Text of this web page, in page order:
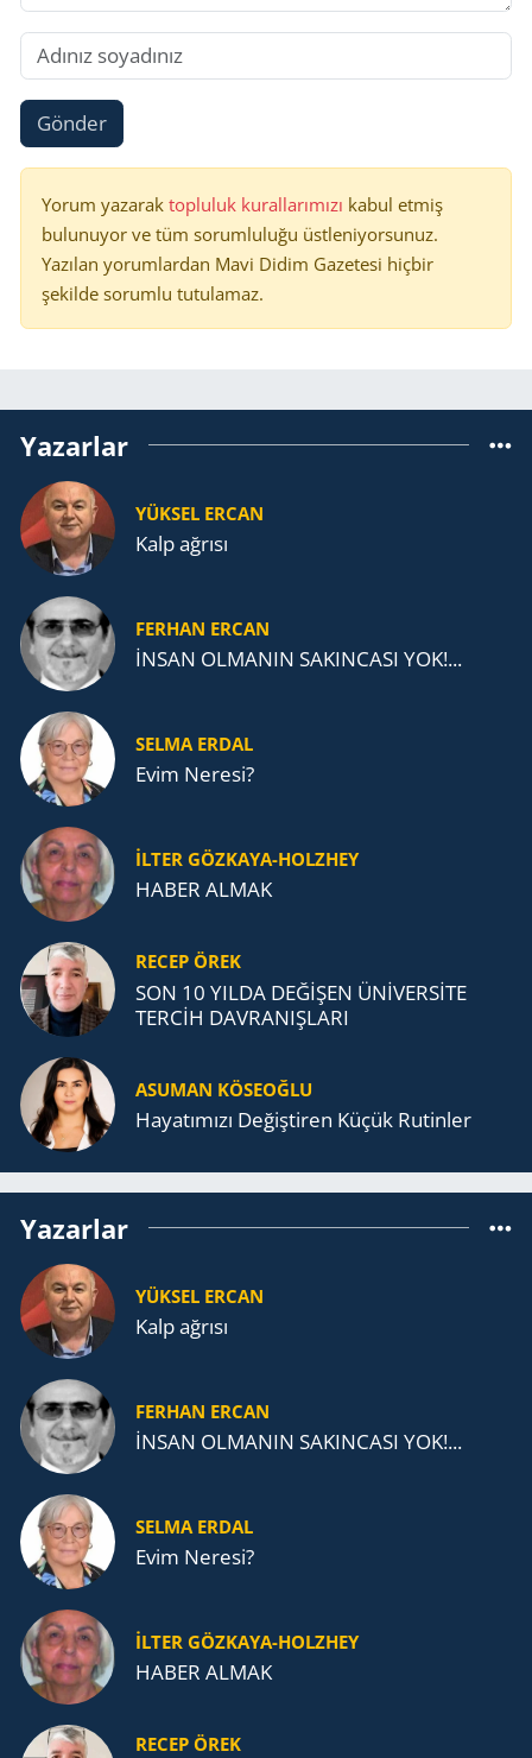
Gönder
Yorum yazarak topluluk kurallarımızı kabul etmiş
bulunuyor ve tüm sorumluluğu üstleniyorsunuz.
Yazılan yorumlardan Mavi Didim Gazetesi hiçbir
şekilde sorumlu tutulamaz.
Yazarlar
YÜKSEL ERCAN
Kalp ağrısı
FERHAN ERCAN
İNSAN OLMANIN SAKINCASI YOK!...
SELMA ERDAL
Evim Neresi?
İLTER GÖZKAYA-HOLZHEY
HABER ALMAK
RECEP ÖREK
SON 10 YILDA DEĞİŞEN ÜNİVERSİTE
TERCİH DAVRANIŞLARI
ASUMAN KÖSEOĞLU
Ha­ya­tı­mı­zı De­ğiş­ti­ren Küçük Ru­tin­ler
Yazarlar
YÜKSEL ERCAN
Kalp ağrısı
FERHAN ERCAN
İNSAN OLMANIN SAKINCASI YOK!...
SELMA ERDAL
Evim Neresi?
İLTER GÖZKAYA-HOLZHEY
HABER ALMAK
RECEP ÖREK